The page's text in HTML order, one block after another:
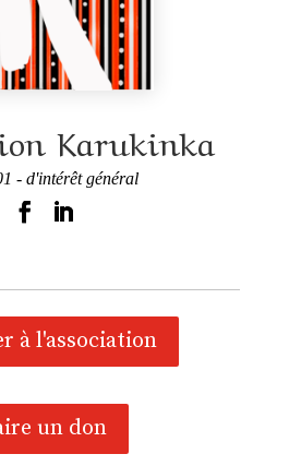
Karukinka
- d'intérêt général
à l'association
un don